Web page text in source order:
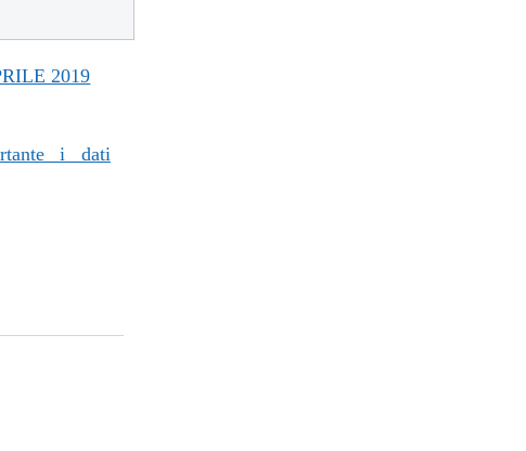
2019
i dati